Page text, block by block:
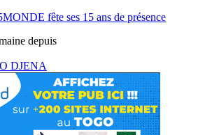
fête ses 15 ans de présence
depuis